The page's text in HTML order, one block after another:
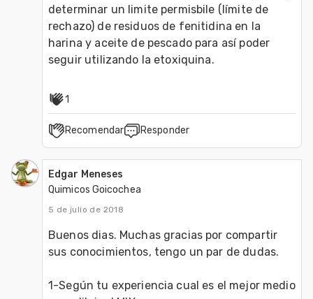
determinar un limite permisbile (límite de
rechazo) de residuos de fenitidina en la
harina y aceite de pescado para así poder
seguir utilizando la etoxiquina.
1
Recomendar Responder
Edgar Meneses
Quimicos Goicochea
5 de julio de 2018
Buenos dias. Muchas gracias por compartir
sus conocimientos, tengo un par de dudas.
1-Según tu experiencia cual es el mejor medio